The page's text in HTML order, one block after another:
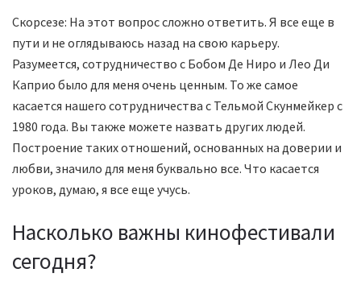
Скорсезе: На этот вопрос сложно ответить. Я все еще в
пути и не оглядываюсь назад на свою карьеру.
Разумеется, сотрудничество с Бобом Де Ниро и Лео Ди
Каприо было для меня очень ценным. То же самое
касается нашего сотрудничества с Тельмой Скунмейкер с
1980 года. Вы также можете назвать других людей.
Построение таких отношений, основанных на доверии и
любви, значило для меня буквально все. Что касается
уроков, думаю, я все еще учусь.
Насколько важны кинофестивали
сегодня?